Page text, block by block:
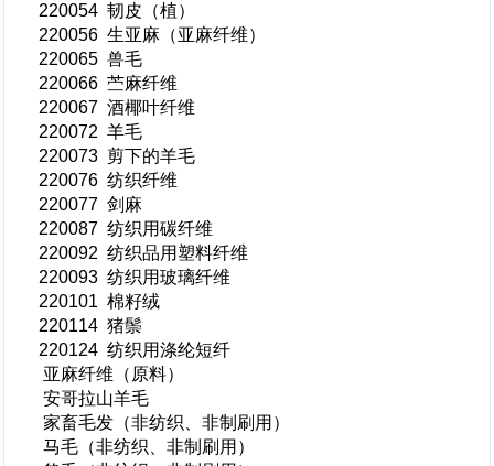
220054 韧皮（植）
220056 生亚麻（亚麻纤维）
220065 兽毛
220066 苎麻纤维
220067 酒椰叶纤维
220072 羊毛
220073 剪下的羊毛
220076 纺织纤维
220077 剑麻
220087 纺织用碳纤维
220092 纺织品用塑料纤维
220093 纺织用玻璃纤维
220101 棉籽绒
220114 猪鬃
220124 纺织用涤纶短纤
亚麻纤维（原料）
安哥拉山羊毛
家畜毛发（非纺织、非制刷用）
马毛（非纺织、非制刷用）